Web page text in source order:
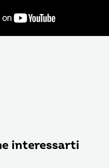
interessarti